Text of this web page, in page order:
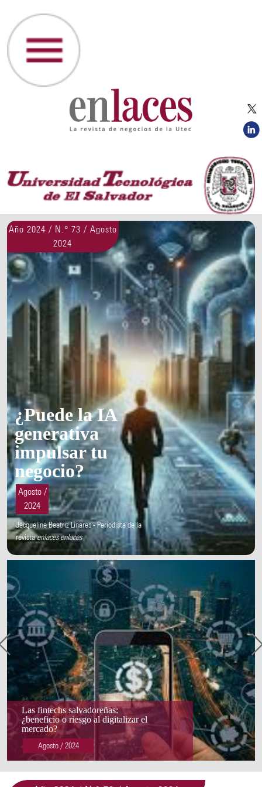
Año 2024 / N.° 73 / Agosto
2024
¿Puede la IA
generativa
impulsar tu
negocio?
Agosto /
2024
Jacqueline Beatriz Linares - Periodista de la
revistaenlacesenlaces
Las fintechs salvadoreñas:
¿beneficio o riesgo al digitalizar el
mercado?
Agosto / 2024